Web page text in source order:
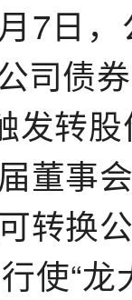
7日
司债
发转
董事
转换
使“